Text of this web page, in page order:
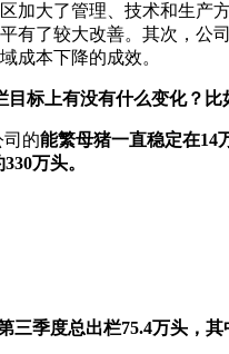
加大了管理、技术和生
有了较大改善。其次，
成本下降的成效。
标上有没有什么变化？
的能繁母猪一直稳定在14
万头。
季度总出栏75.4万头，其